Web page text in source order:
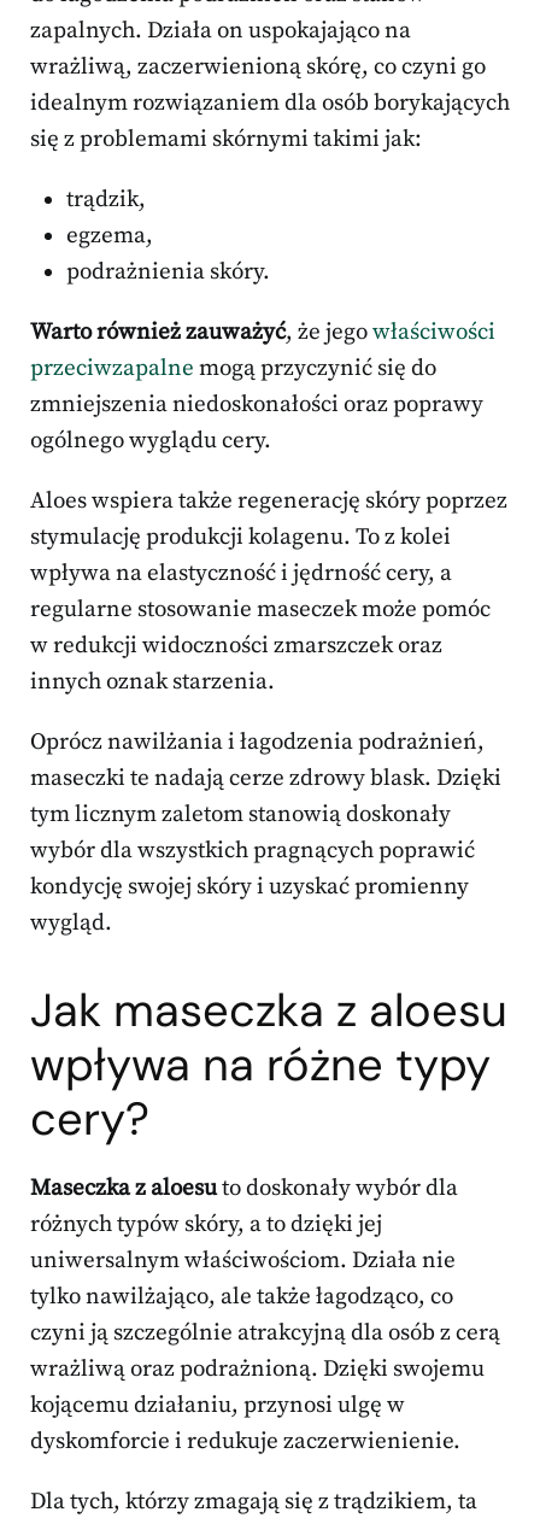
zapalnych. Działa on uspokajająco na
wrażliwą, zaczerwienioną skórę, co czyni go
idealnym rozwiązaniem dla osób borykających
się z problemami skórnymi takimi jak:
trądzik,
egzema,
podrażnienia skóry.
Warto również zauważyć, że jegowłaściwości
przeciwzapalne mogą przyczynić się do
zmniejszenia niedoskonałości oraz poprawy
ogólnego wyglądu cery.
Aloes wspiera także regenerację skóry poprzez
stymulację produkcji kolagenu. To z kolei
wpływa na elastyczność i jędrność cery, a
regularne stosowanie maseczek może pomóc
w redukcji widoczności zmarszczek oraz
innych oznak starzenia.
Oprócz nawilżania i łagodzenia podrażnień,
maseczki te nadają cerze zdrowy blask. Dzięki
tym licznym zaletom stanowią doskonały
wybór dla wszystkich pragnących poprawić
kondycję swojej skóry i uzyskać promienny
wygląd.
Jak maseczka z aloesu
wpływa na różne typy
cery?
Maseczka z aloesuto doskonały wybór dla
różnych typów skóry, a to dzięki jej
uniwersalnym właściwościom. Działa nie
tylko nawilżająco, ale także łagodząco, co
czyni ją szczególnie atrakcyjną dla osób z cerą
wrażliwą oraz podrażnioną. Dzięki swojemu
kojącemu działaniu, przynosi ulgę w
dyskomforcie i redukuje zaczerwienienie.
Dla tych, którzy zmagają się z trądzikiem, ta